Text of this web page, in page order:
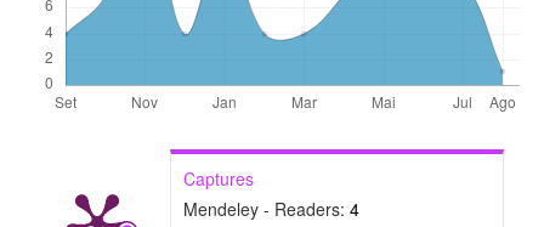
Captures
Mendeley - Readers: 4